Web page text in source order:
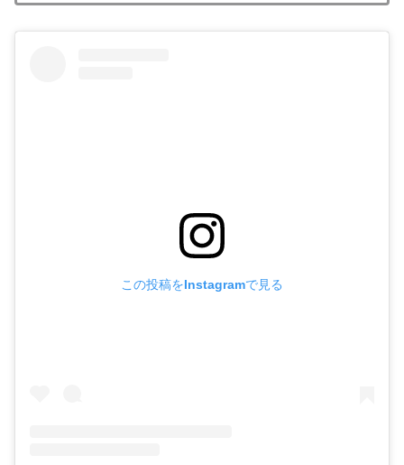
この投稿をInstagramで見る